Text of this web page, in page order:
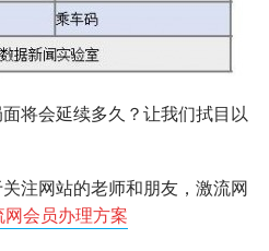
将会延续多久？让我们拭目以
注网站的老师和朋友，激流网
网会员办理方案